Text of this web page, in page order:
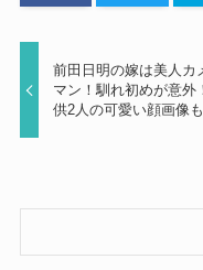
前田日明の嫁は美人カ
マン！馴れ初めが意外
供2人の可愛い顔画像も